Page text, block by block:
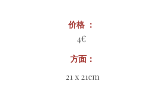
价格 ：
4€
方面：
21 x 21cm